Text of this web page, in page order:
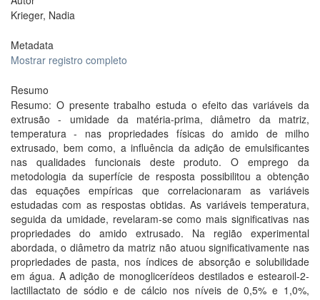
Krieger, Nadia
Metadata
Mostrar registro completo
Resumo
Resumo: O presente trabalho estuda o efeito das variáveis da
extrusão - umidade da matéria-prima, diâmetro da matriz,
temperatura - nas propriedades físicas do amido de milho
extrusado, bem como, a influência da adição de emulsificantes
nas qualidades funcionais deste produto. O emprego da
metodologia da superfície de resposta possibilitou a obtenção
das equações empíricas que correlacionaram as variáveis
estudadas com as respostas obtidas. As variáveis temperatura,
seguida da umidade, revelaram-se como mais significativas nas
propriedades do amido extrusado. Na região experimental
abordada, o diâmetro da matriz não atuou significativamente nas
propriedades de pasta, nos índices de absorção e solubilidade
em água. A adição de monoglicerídeos destilados e estearoil-2-
lactillactato de sódio e de cálcio nos níveis de 0,5% e 1,0%,